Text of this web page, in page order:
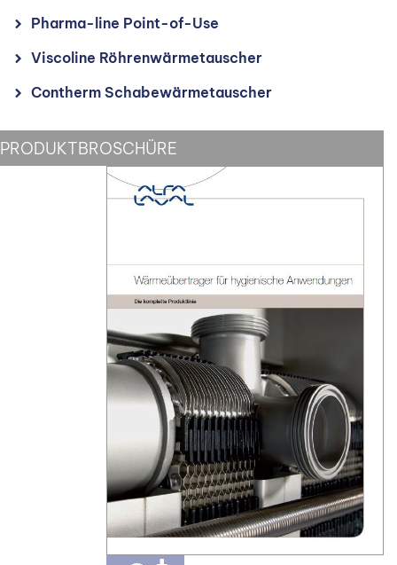
Pharma-line Point-of-Use
Viscoline Röhrenwärmetauscher
Contherm Schabewärmetauscher
PRODUKTBROSCHÜRE